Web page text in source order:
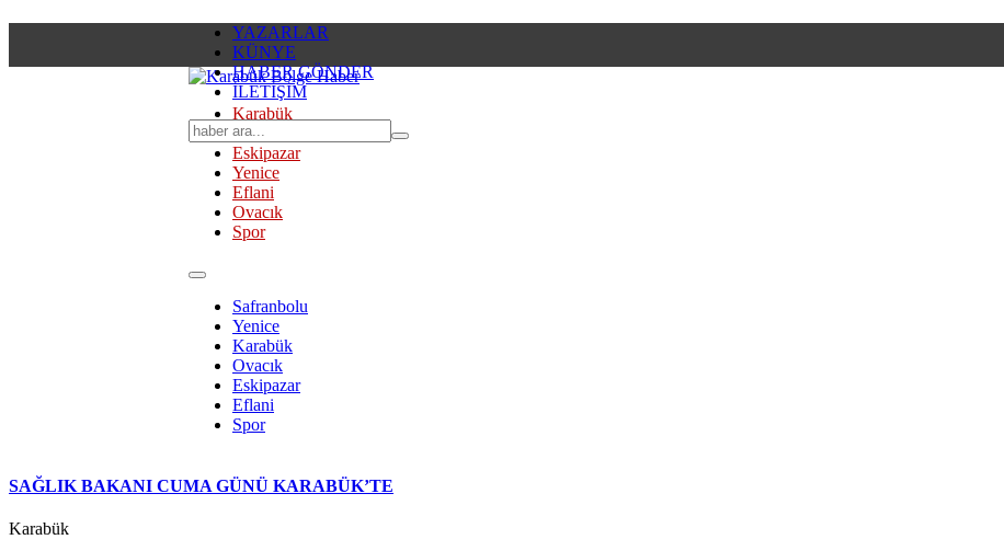
YAZARLAR
KÜNYE
HABER GÖNDER
İLETİŞİM
Karabük
Safranbolu
Eskipazar
Yenice
Eflani
Ovacık
Spor
Safranbolu
Yenice
Karabük
Ovacık
Eskipazar
Eflani
Spor
SAĞLIK BAKANI CUMA GÜNÜ KARABÜK’TE
Karabük